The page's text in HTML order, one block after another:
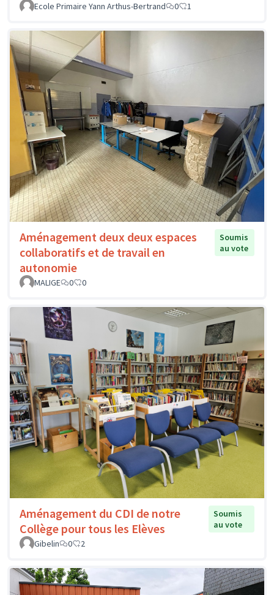
Ecole Primaire Yann Arthus-Bertrand
0 1
Aménagement deux deux espaces
collaboratifs et de travail en
autonomie
Soumis
au vote
MALIGE 0 0
Aménagement du CDI de notre
Collège pour tous les Elèves
Soumis
au vote
Gibelin
0 2